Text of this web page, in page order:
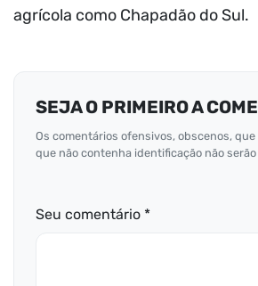
agrícola como Chapadão do Sul.
SEJA O PRIMEIRO A
Os comentários ofensivos, obscenos, que
que não contenha identificação não
Seu comentário *